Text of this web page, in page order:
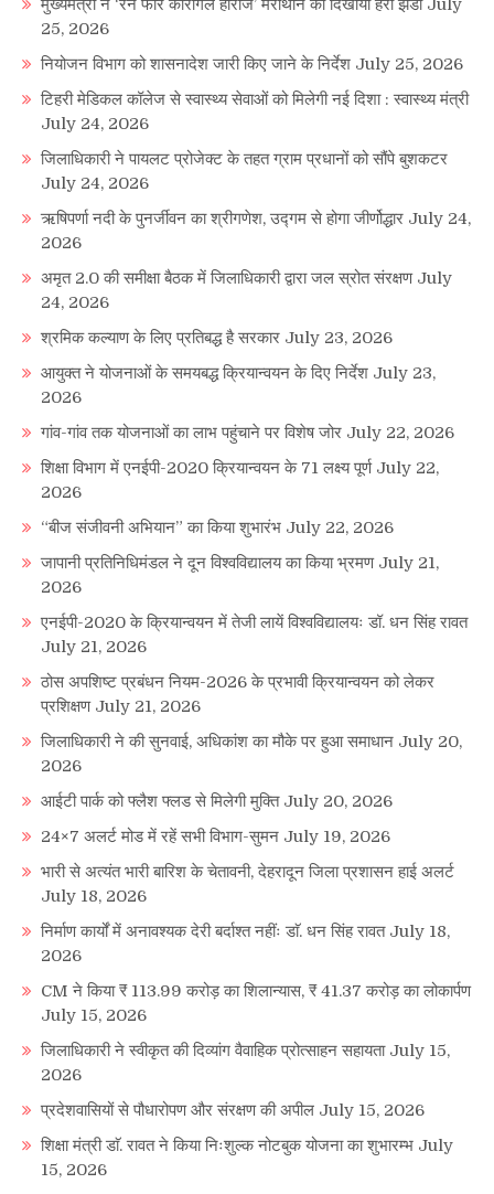
मुख्यमंत्री ने ‘रन फॉर कारगिल हीरोज’ मैराथॉन को दिखायी हरी झंडी July
25, 2026
नियोजन विभाग को शासनादेश जारी किए जाने के निर्देश July 25, 2026
टिहरी मेडिकल कॉलेज से स्वास्थ्य सेवाओं को मिलेगी नई दिशा : स्वास्थ्य मंत्री
July 24, 2026
जिलाधिकारी ने पायलट प्रोजेक्ट के तहत ग्राम प्रधानों को सौंपे बुशकटर
July 24, 2026
ऋषिपर्णा नदी के पुनर्जीवन का श्रीगणेश, उद्गम से होगा जीर्णोद्धार July 24,
2026
अमृत 2.0 की समीक्षा बैठक में जिलाधिकारी द्वारा जल स्रोत संरक्षण July
24, 2026
श्रमिक कल्याण के लिए प्रतिबद्ध है सरकार July 23, 2026
आयुक्त ने योजनाओं के समयबद्ध क्रियान्वयन के दिए निर्देश July 23,
2026
गांव-गांव तक योजनाओं का लाभ पहुंचाने पर विशेष जोर July 22, 2026
शिक्षा विभाग में एनईपी-2020 क्रियान्वयन के 71 लक्ष्य पूर्ण July 22,
2026
“बीज संजीवनी अभियान” का किया शुभारंभ July 22, 2026
जापानी प्रतिनिधिमंडल ने दून विश्वविद्यालय का किया भ्रमण July 21,
2026
एनईपी-2020 के क्रियान्वयन में तेजी लायें विश्वविद्यालयः डॉ. धन सिंह रावत
July 21, 2026
ठोस अपशिष्ट प्रबंधन नियम-2026 के प्रभावी क्रियान्वयन को लेकर
प्रशिक्षण July 21, 2026
जिलाधिकारी ने की सुनवाई, अधिकांश का मौके पर हुआ समाधान July 20,
2026
आईटी पार्क को फ्लैश फ्लड से मिलेगी मुक्ति July 20, 2026
24×7 अलर्ट मोड में रहें सभी विभाग-सुमन July 19, 2026
भारी से अत्यंत भारी बारिश के चेतावनी, देहरादून जिला प्रशासन हाई अलर्ट
July 18, 2026
निर्माण कार्यों में अनावश्यक देरी बर्दाश्त नहींः डाॅ. धन सिंह रावत July 18,
2026
CM ने किया ₹ 113.99 करोड़ का शिलान्यास, ₹ 41.37 करोड़ का लोकार्पण
July 15, 2026
जिलाधिकारी ने स्वीकृत की दिव्यांग वैवाहिक प्रोत्साहन सहायता July 15,
2026
प्रदेशवासियों से पौधारोपण और संरक्षण की अपील July 15, 2026
शिक्षा मंत्री डाॅ. रावत ने किया निःशुल्क नोटबुक योजना का शुभारम्भ July
15, 2026